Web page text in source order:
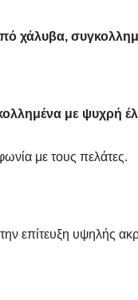
χάλυβα,
με ψυχρή
με τους πελάτες.
επίτευξη υψηλής